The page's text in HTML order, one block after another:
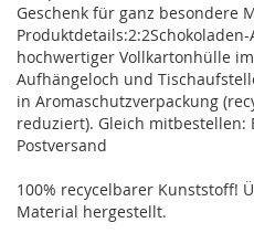
Geschenk für ganz besondere
hochwertiger Vollkartonhülle
Aufhängeloch und
in Aromaschutzverpackung
reduziert). Gleich
Postversand
100% recycelbarer Kunststoff!
Material hergestellt.